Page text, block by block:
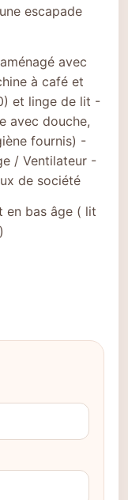
escapade
avec
à café et
et linge de lit -
avec douche,
fournis) -
/ Ventilateur -
de société
en bas âge ( lit